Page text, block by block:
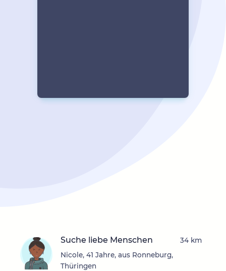
Suche liebe Menschen
Nicole, 41 Jahre, aus Ronneburg,
Thüringen
34 km